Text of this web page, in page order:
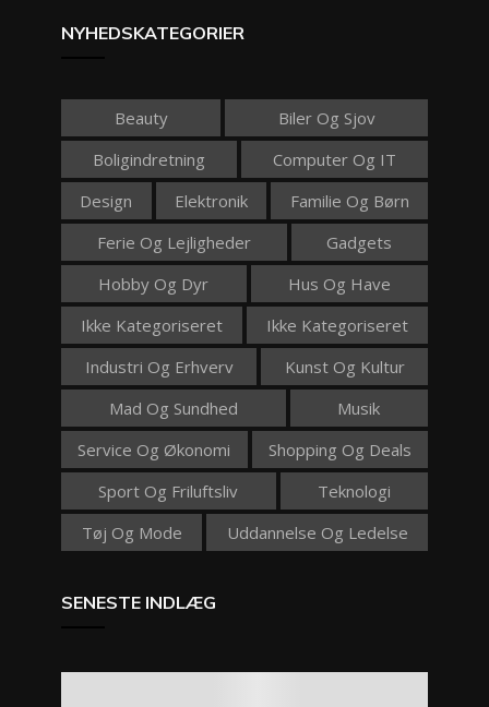
NYHEDSKATEGORIER
Beauty
Biler Og Sjov
Boligindretning
Computer Og IT
Design
Elektronik
Familie Og Børn
Ferie Og Lejligheder
Gadgets
Hobby Og Dyr
Hus Og Have
Ikke Kategoriseret
Ikke Kategoriseret
Industri Og Erhverv
Kunst Og Kultur
Mad Og Sundhed
Musik
Service Og Økonomi
Shopping Og Deals
Sport Og Friluftsliv
Teknologi
Tøj Og Mode
Uddannelse Og Ledelse
SENESTE INDLÆG